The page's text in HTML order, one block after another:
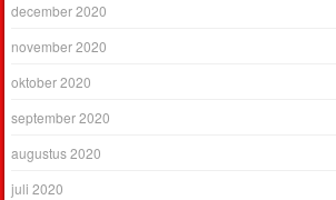
december 2020
november 2020
oktober 2020
september 2020
augustus 2020
juli 2020